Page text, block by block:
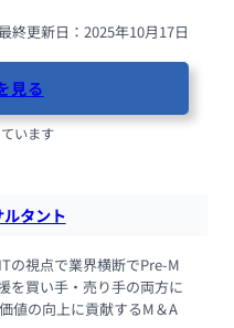
終更新日：2025年10月17日
見る
います
ルタント
の視点で業界横断でPre-M
を買い手・売り手の両方に
値の向上に貢献するM＆A